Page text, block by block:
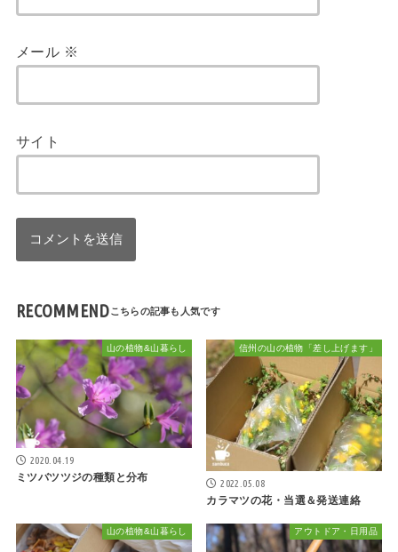
メール ※
サイト
RECOMMEND
山の植物&山暮らし
2020.04.19
ミツバツツジの種類と分布
信州の山の植物「差し上げます」
2022.05.08
カラマツの花・当選＆発送連絡
山の植物&山暮らし アウトドア・日用品